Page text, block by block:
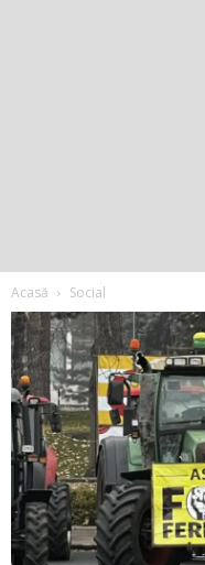
Acasă Social